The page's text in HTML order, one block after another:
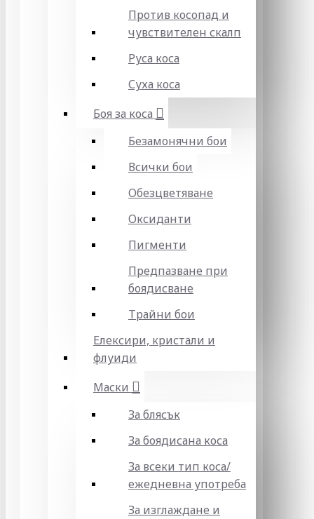
Против косопад и
чувствителен скалп
Руса коса
Суха коса
Боя за коса
Безамонячни бои
Всички бои
Обезцветяване
Оксиданти
Пигменти
Предпазване при
боядисване
Трайни бои
Елексири, кристали и
флуиди
Маски
За блясък
За боядисана коса
За всеки тип коса/
ежедневна употреба
За изглаждане и